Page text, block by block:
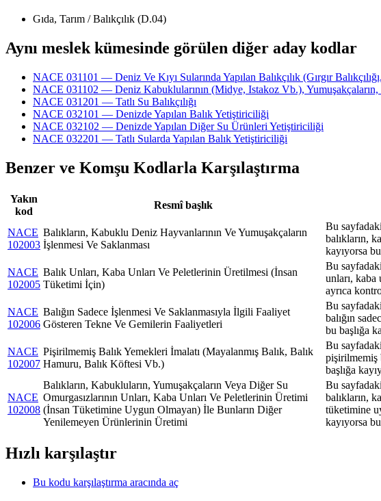
Gıda, Tarım / Balıkçılık (D.04)
Aynı meslek kümesinde görülen diğer aday kodlar
NACE 031101 — Deniz Ve Kıyı Sularında Yapılan Balıkçılık (Gırgır
NACE 031102 — Deniz Kabuklularının (Midye, Istakoz Vb.),
NACE 031201 — Tatlı Su Balıkçılığı
NACE 032101 — Denizde Yapılan Balık Yetiştiriciliği
NACE 032102 — Denizde Yapılan Diğer Su Ürünleri Yetiştiriciliği
NACE 032201 — Tatlı Sularda Yapılan Balık Yetiştiriciliği
Benzer ve Komşu Kodlarla Karşılaştırma
Yakın
kod
Resmî başlık
NACE
102003
Balıkların, Kabuklu Deniz Hayvanlarının Ve Yumuşakçaların
İşlenmesi Ve Saklanması
Bu
balıkların,
kayıyorsa
NACE
102005
Balık Unları, Kaba Unları Ve Peletlerinin Üretilmesi (İnsan
Tüketimi İçin)
Bu
unları,
ayrıca
NACE
102006
Balığın Sadece İşlenmesi Ve Saklanmasıyla İlgili Faaliyet
Gösteren Tekne Ve Gemilerin Faaliyetleri
Bu
balığın
bu başlığa
NACE
102007
Pişirilmemiş Balık Yemekleri İmalatı (Mayalanmış Balık, Balık
Hamuru, Balık Köftesi Vb.)
Bu
pişirilmemiş
başlığa
NACE
102008
Balıkların, Kabukluların, Yumuşakçaların Veya Diğer Su
Omurgasızlarının Unları, Kaba Unları Ve Peletlerinin Üretimi
(İnsan Tüketimine Uygun Olmayan) İle Bunların Diğer
Yenilemeyen Ürünlerinin Üretimi
Bu
balıkların,
tüketimine
kayıyorsa
Hızlı karşılaştır
Bu kodu karşılaştırma aracında aç